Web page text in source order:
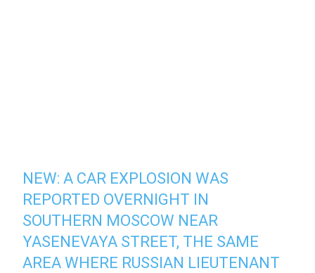
NEW: A CAR EXPLOSION WAS
REPORTED OVERNIGHT IN
SOUTHERN MOSCOW NEAR
YASENEVAYA STREET, THE SAME
AREA WHERE RUSSIAN LIEUTENANT